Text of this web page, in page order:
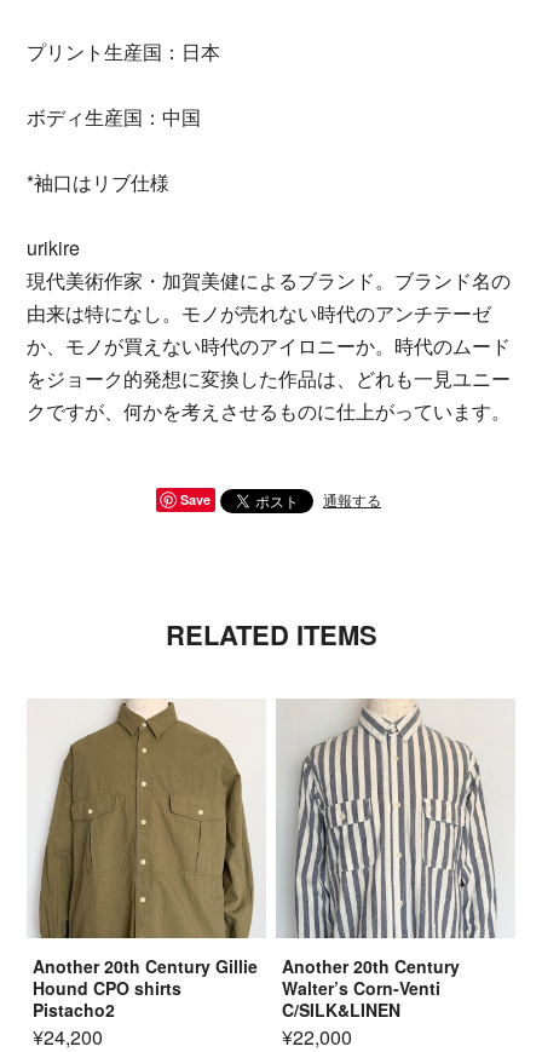
プリント生産国：日本
ボディ生産国：中国
*袖口はリブ仕様
urikire
現代美術作家・加賀美健によるブランド。ブランド名の
由来は特になし。モノが売れない時代のアンチテーゼ
か、モノが買えない時代のアイロニーか。時代のムード
をジョーク的発想に変換した作品は、どれも一見ユニー
クですが、何かを考えさせるものに仕上がっています。
Save 通報する
RELATED ITEMS
Another 20th Century Gillie
Hound CPO shirts
Pistacho2
¥24,200
Another 20th Century
Walter’s Corn-Venti
C/SILK&LINEN
¥22,000